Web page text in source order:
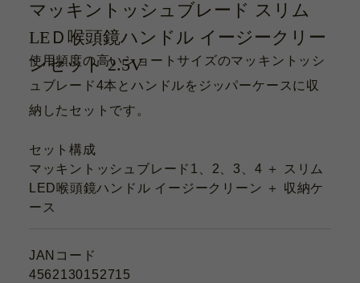
サポート動画
Support Movie
マッキントッシュブレード スリム
LEＤ喉頭鏡ハンドル イージークリー
ンセット 2.5V
使用頻度の高いショートサイズのマッキントッシ
ュブレード4本とハンドルをジッパーケースに収
納したセットです。
セット構成
マッキントッシュブレード1、2、3、4 ＋ スリム
LED喉頭鏡ハンドル イージークリーン ＋ 収納ケ
ース
JANコード
4562130152715